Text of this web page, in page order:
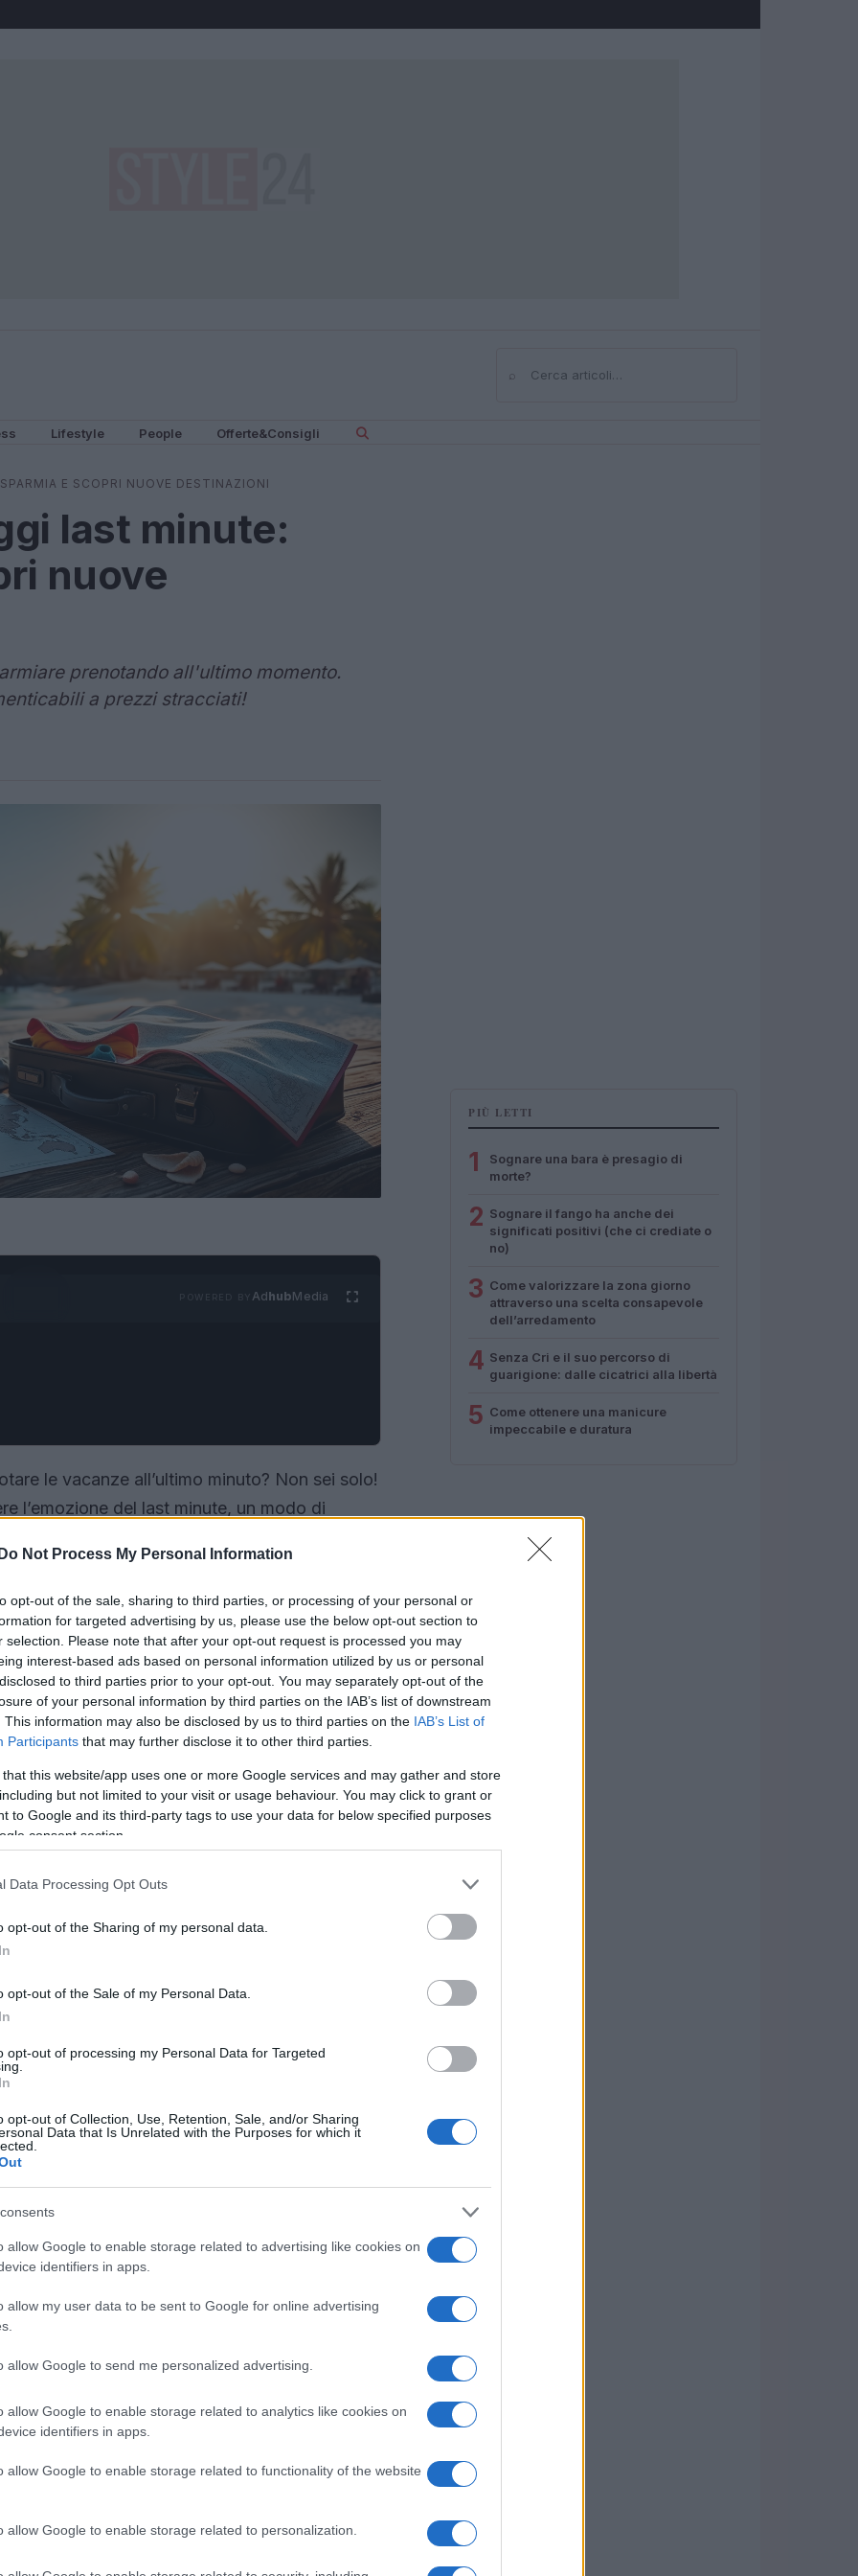
Do Not Process My Personal Information
opt-out of the sale, sharing to third parties, or processing of your personal or
for targeted advertising by us, please use the below opt-out section to
selection. Please note that after your opt-out request is processed you may
interest-based ads based on personal information utilized by us or personal
to third parties prior to your opt-out. You may separately opt-out of the
of your personal information by third parties on the IAB’s list of downstream
This information may also be disclosed by us to third parties on the IAB’s List of
Participants that may further disclose it to other third parties.
that this website/app uses one or more Google services and may gather and store
but not limited to your visit or usage behaviour. You may click to grant or
to Google and its third-party tags to use your data for below specified purposes
consent section.
Data Processing Opt Outs
opt-out of the Sharing of my personal data.
opt-out of the Sale of my Personal Data.
opt-out of processing my Personal Data for Targeted
opt-out of Collection, Use, Retention, Sale, and/or Sharing
Data that Is Unrelated with the Purposes for which it
allow Google to enable storage related to advertising like cookies on
identifiers in apps.
allow my user data to be sent to Google for online advertising
allow Google to send me personalized advertising.
allow Google to enable storage related to analytics like cookies on
identifiers in apps.
allow Google to enable storage related to functionality of the website
allow Google to enable storage related to personalization.
⌕Cerca
Lifestyle People Offerte&Consigli
E SCOPRI NUOVE DESTINAZIONI
last minute:
nuove
prenotando all'ultimo momento.
a prezzi stracciati!
AdhubMedia
le vacanze all’ultimo minuto? Non sei solo!
l’emozione del last minute, un modo di
Ma attenzione: ci sono alcuni aspetti
sorprese. Scopriamo insieme come cogliere
😍✈️
per risparmiare
quasi la metà degli italiani cerca di ridurre il
un po’? La flessibilità gioca un ruolo
a cambiare le date di partenza pur di
a viaggiare in periodi meno affollati,
potresti scoprire offerte incredibili. Non
che sono spesso molto più
chi lo sa, magari la numero 4 ti sconvolgerà!
trovare le migliori offerte
potremmo dimenticare che ogni
propria strategia di prezzo. Ecco perché è
delle compagnie. Inoltre, attiva le notifiche
per la tua destinazione scende! Hai già
Skyscanner? Ti sorprenderà cosa puoi trovare
scoprire destinazioni meravigliose a
PIÙ LETTI
1
Sognare una bara è presagio di
morte?
2 Sognare il fango ha anche dei
significati positivi (che ci crediate o
no)
3 Come valorizzare la zona giorno
attraverso una scelta consapevole
dell’arredamento
4 Senza Cri e il suo percorso di
guarigione: dalle cicatrici alla libertà
5 Come ottenere una manicure
impeccabile e duratura